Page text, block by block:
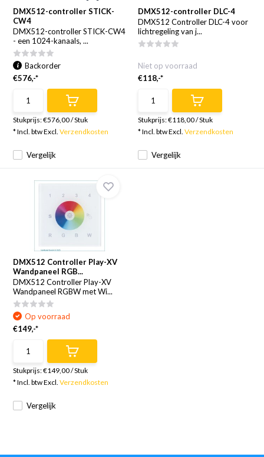
DMX512-controller STICK-
CW4
DMX512-controller STICK-CW4
- een 1024-kanaals, ...
Vergelijk
Backorder
€576,-*
Stukprijs:€576,00/Stuk
* Incl. btw Excl.Verzendkosten
DMX512-controller DLC-4
DMX512 Controller DLC-4 voor
lichtregeling van j...
Vergelijk
Niet op voorraad
€118,-*
Stukprijs:€118,00/Stuk
* Incl. btw Excl. Verzendkosten
DMX512 Controller Play-XV
Wandpaneel RGB...
DMX512 Controller Play-XV
Wandpaneel RGBW met Wi...
Vergelijk
Op voorraad
€149,-*
Stukprijs:€149,00/Stuk
* Incl. btw Excl.Verzendkosten